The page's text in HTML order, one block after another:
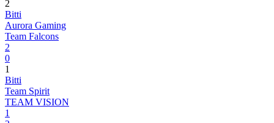
2
Bitti
Aurora Gaming
Team Falcons
2
0
1
Bitti
Team Spirit
TEAM VISION
1